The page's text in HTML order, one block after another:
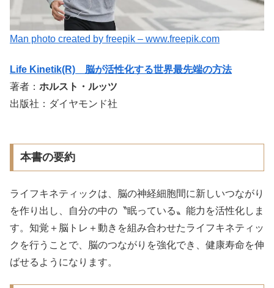
Man photo created by freepik – www.freepik.com
Life Kinetik(R) 脳が活性化する世界最先端の方法
著者： ホルスト・ルッツ
出版社：ダイヤモンド社
本書の要約
ライフキネティックは、脳の神経細胞間に新しいつながり
を作り出し、自分の中の〝眠っている〟能力を活性化しま
す。知覚＋脳トレ＋動きを組み合わせたライフキネティッ
クを行うことで、脳のつながりを強化でき、健康寿命を伸
ばせるようになります。